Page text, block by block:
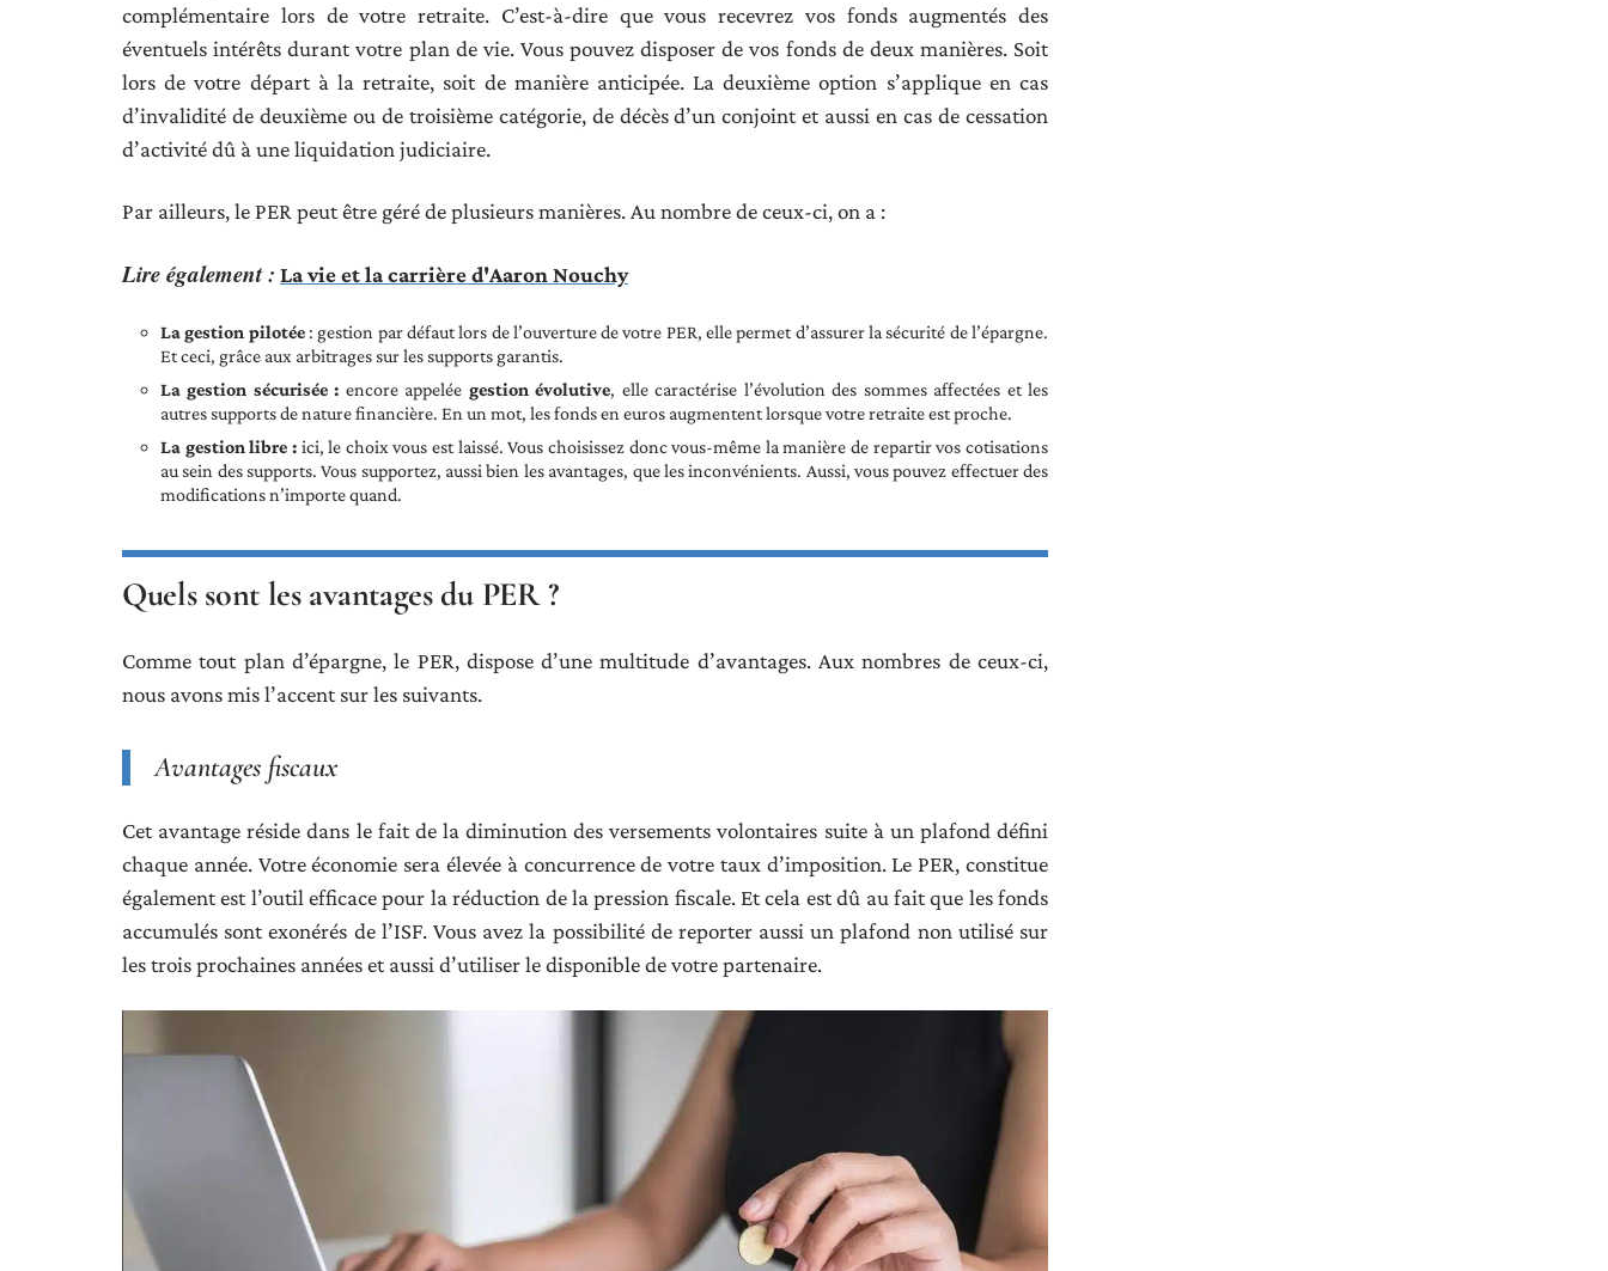
complémentaire lors de votre retraite. C’est-à-dire que vous recevrez vos fonds augmentés des
éventuels intérêts durant votre plan de vie. Vous pouvez disposer de vos fonds de deux manières. Soit
lors de votre départ à la retraite, soit de manière anticipée. La deuxième option s’applique en cas
d’invalidité de deuxième ou de troisième catégorie, de décès d’un conjoint et aussi en cas de cessation
d’activité dû à une liquidation judiciaire.
Par ailleurs, le PER peut être géré de plusieurs manières. Au nombre de ceux-ci, on a :
Lire également : La vie et la carrière d'Aaron Nouchy
La gestion pilotée : gestion par défaut lors de l’ouverture de votre PER, elle permet d’assurer la sécurité de l’épargne.
Et ceci, grâce aux arbitrages sur les supports garantis.
La gestion sécurisée : encore appelée gestion évolutive, elle caractérise l’évolution des sommes affectées et les
autres supports de nature financière. En un mot, les fonds en euros augmentent lorsque votre retraite est proche.
La gestion libre :ici, le choix vous est laissé. Vous choisissez donc vous-même la manière de repartir vos cotisations
au sein des supports. Vous supportez, aussi bien les avantages, que les inconvénients. Aussi, vous pouvez effectuer des
modifications n’importe quand.
Quels sont les avantages du PER ?
Comme tout plan d’épargne, le PER, dispose d’une multitude d’avantages. Aux nombres de ceux-ci,
nous avons mis l’accent sur les suivants.
Avantages fiscaux
Cet avantage réside dans le fait de la diminution des versements volontaires suite à un plafond défini
chaque année. Votre économie sera élevée à concurrence de votre taux d’imposition. Le PER, constitue
également est l’outil efficace pour la réduction de la pression fiscale. Et cela est dû au fait que les fonds
accumulés sont exonérés de l’ISF. Vous avez la possibilité de reporter aussi un plafond non utilisé sur
les trois prochaines années et aussi d’utiliser le disponible de votre partenaire.